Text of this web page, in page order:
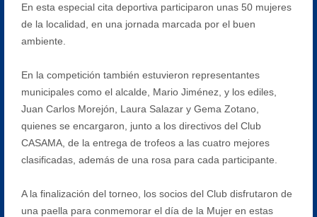
En esta especial cita deportiva participaron unas 50 mujeres
de la localidad, en una jornada marcada por el buen
ambiente.
En la competición también estuvieron representantes
municipales como el alcalde, Mario Jiménez, y los ediles,
Juan Carlos Morejón, Laura Salazar y Gema Zotano,
quienes se encargaron, junto a los directivos del Club
CASAMA, de la entrega de trofeos a las cuatro mejores
clasificadas, además de una rosa para cada participante.
A la finalización del torneo, los socios del Club disfrutaron de
una paella para conmemorar el día de la Mujer en estas